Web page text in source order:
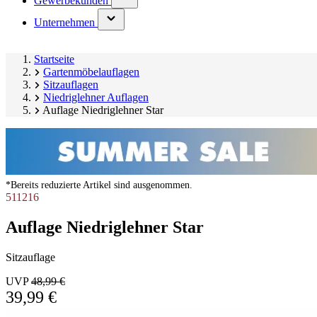
submenu)
Unternehmen
(has
submenu)
Startseite
Gartenmöbelauflagen
Sitzauflagen
Niedriglehner Auflagen
Auflage Niedriglehner Star
*Bereits reduzierte Artikel sind ausgenommen.
511216
Auflage Niedriglehner Star
Sitzauflage
UVP48,99 €
39,99 €